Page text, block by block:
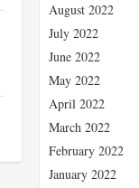
August 2022
July 2022
June 2022
May 2022
April 2022
March 2022
February 2022
January 2022